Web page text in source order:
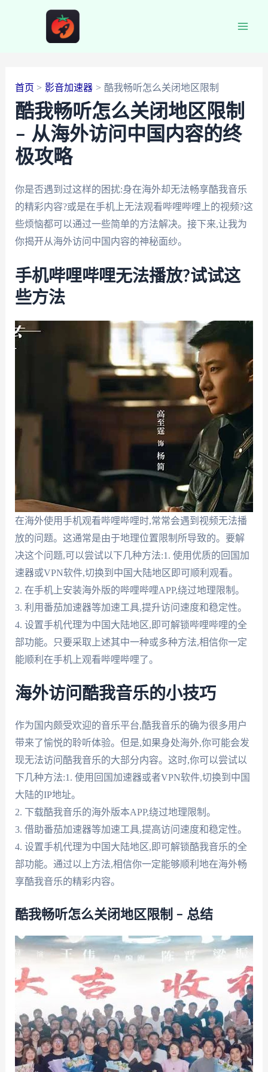
首页 影音加速器 酷我畅听怎么关闭地区限制
酷我畅听怎么关闭地区限制
– 从海外访问中国内容的终
极攻略
你是否遇到过这样的困扰:身在海外却无法畅享酷我音乐
的精彩内容?或是在手机上无法观看哔哩哔哩上的视频?这
些烦恼都可以通过一些简单的方法解决。接下来,让我为
你揭开从海外访问中国内容的神秘面纱。
手机哔哩哔哩无法播放?试试这
些方法
在海外使用手机观看哔哩哔哩时,常常会遇到视频无法播
放的问题。这通常是由于地理位置限制所导致的。要解
决这个问题,可以尝试以下几种方法:1. 使用优质的回国加
速器或VPN软件,切换到中国大陆地区即可顺利观看。
2. 在手机上安装海外版的哔哩哔哩APP,绕过地理限制。
3. 利用番茄加速器等加速工具,提升访问速度和稳定性。
4. 设置手机代理为中国大陆地区,即可解锁哔哩哔哩的全
部功能。只要采取上述其中一种或多种方法,相信你一定
能顺利在手机上观看哔哩哔哩了。
海外访问酷我音乐的小技巧
作为国内颇受欢迎的音乐平台,酷我音乐的确为很多用户
带来了愉悦的聆听体验。但是,如果身处海外,你可能会发
现无法访问酷我音乐的大部分内容。这时,你可以尝试以
下几种方法:1. 使用回国加速器或者VPN软件,切换到中国
大陆的IP地址。
2. 下载酷我音乐的海外版本APP,绕过地理限制。
3. 借助番茄加速器等加速工具,提高访问速度和稳定性。
4. 设置手机代理为中国大陆地区,即可解锁酷我音乐的全
部功能。通过以上方法,相信你一定能够顺利地在海外畅
享酷我音乐的精彩内容。
酷我畅听怎么关闭地区限制 – 总结